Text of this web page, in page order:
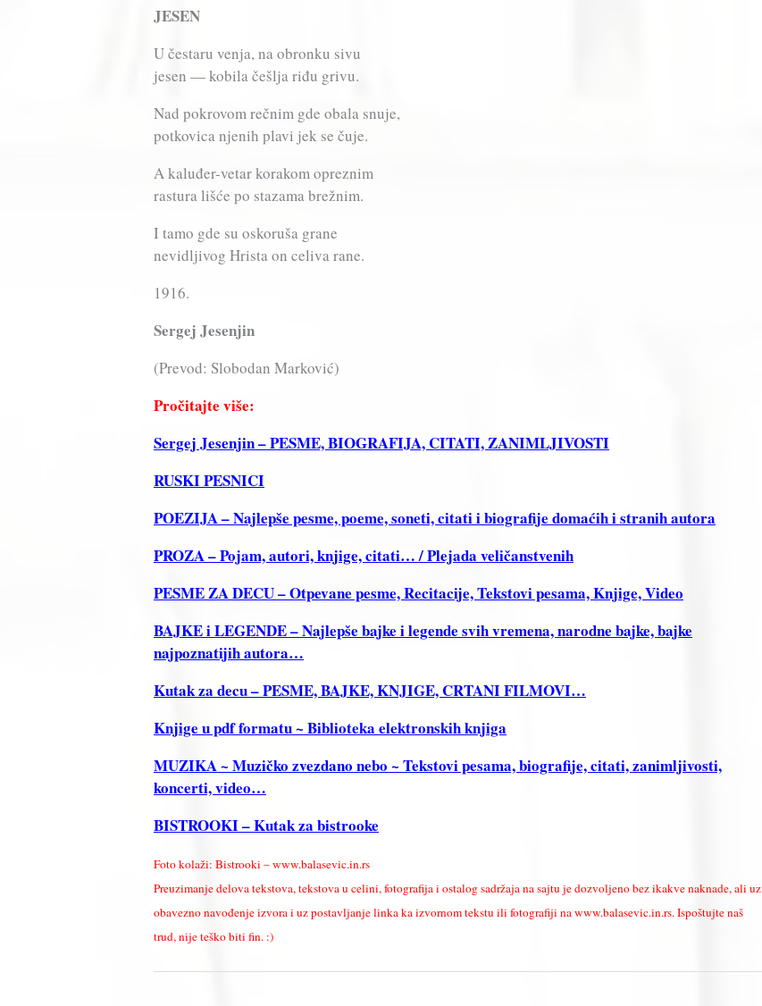
JESEN
U čestaru venja, na obronku sivu
jesen — kobila češlja riđu grivu.
Nad pokrovom rečnim gde obala snuje,
potkovica njenih plavi jek se čuje.
A kaluđer-vetar korakom opreznim
rastura lišće po stazama brežnim.
I tamo gde su oskoruša grane
nevidljivog Hrista on celiva rane.
1916.
Sergej Jesenjin
(Prevod: Slobodan Marković)
Pročitajte više:
Sergej Jesenjin – PESME, BIOGRAFIJA, CITATI, ZANIMLJIVOSTI
RUSKI PESNICI
POEZIJA – Najlepše pesme, poeme, soneti, citati i biografije domaćih i stranih autora
PROZA – Pojam, autori, knjige, citati… / Plejada veličanstvenih
PESME ZA DECU – Otpevane pesme, Recitacije, Tekstovi pesama, Knjige, Video
BAJKE i LEGENDE – Najlepše bajke i legende svih vremena, narodne bajke, bajke
najpoznatijih autora…
Kutak za decu – PESME, BAJKE, KNJIGE, CRTANI FILMOVI…
Knjige u pdf formatu ~ Biblioteka elektronskih knjiga
MUZIKA ~ Muzičko zvezdano nebo ~ Tekstovi pesama, biografije, citati, zanimljivosti,
koncerti, video…
BISTROOKI – Kutak za bistrooke
Foto kolaži: Bistrooki – www.balasevic.in.rs
Preuzimanje delova tekstova, tekstova u celini, fotografija i ostalog sadržaja na sajtu je dozvoljeno bez ikakve naknade, ali uz
obavezno navođenje izvora i uz postavljanje linka ka izvornom tekstu ili fotografiji na www.balasevic.in.rs. Ispoštujte naš
trud, nije teško biti fin. :)